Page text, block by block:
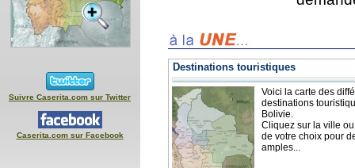
Suivre Caserita.com sur Twitter
Caserita.com sur Facebook
Destinations touristiques
Voici la carte des
destinations
Bolivie.
Cliquez sur la ville
de votre choix pour
amples...